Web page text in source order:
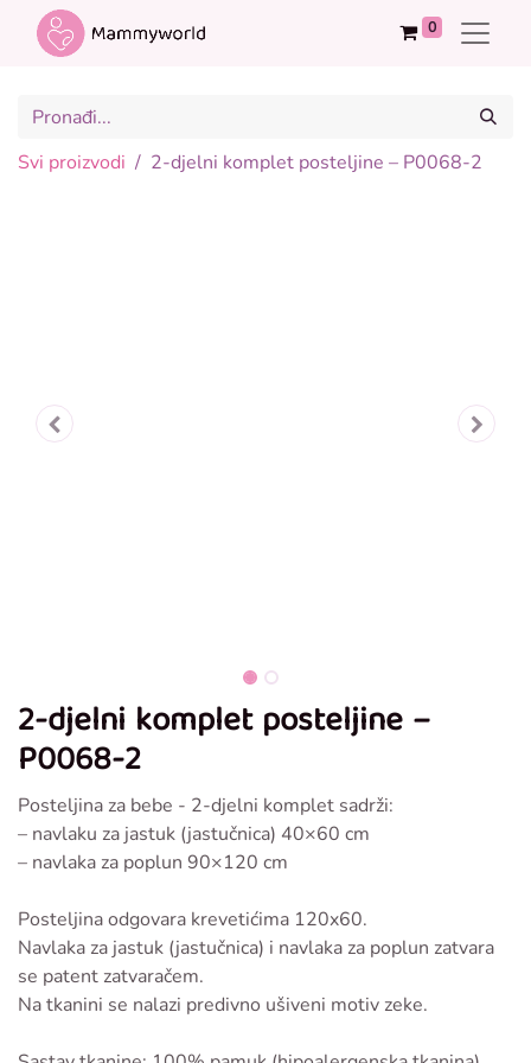
0
Svi proizvodi 2-djelni komplet posteljine – P0068-2
2-djelni komplet posteljine –
P0068-2
Posteljina za bebe - 2-djelni komplet sadrži:
– navlaku za jastuk (jastučnica) 40×60 cm
– navlaka za poplun 90×120 cm
Posteljina odgovara krevetićima 120x60.
Navlaka za jastuk (jastučnica) i navlaka za poplun zatvara
se patent zatvaračem.
Na tkanini se nalazi predivno ušiveni motiv zeke.